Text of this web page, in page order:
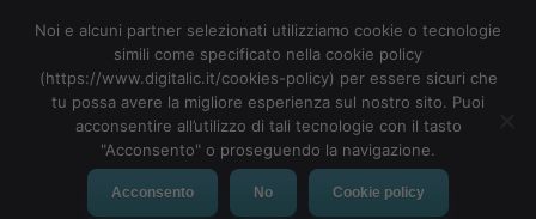
MENU
Noi e alcuni partner selezionati utilizziamo cookie o tecnologie
simili come specificato nella cookie policy
(https://www.digitalic.it/cookies-policy) per essere sicuri che
tu possa avere la migliore esperienza sul nostro sito. Puoi
acconsentire all’utilizzo di tali tecnologie con il tasto
"Acconsento" o proseguendo la navigazione.
Acconsento No Cookie policy